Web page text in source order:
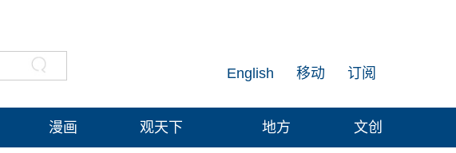
订阅
移动
English
漫画 观天下 地方 文创